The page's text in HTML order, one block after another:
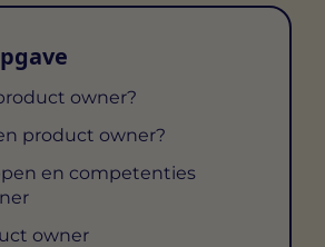
owner?
product owner?
en competenties
owner